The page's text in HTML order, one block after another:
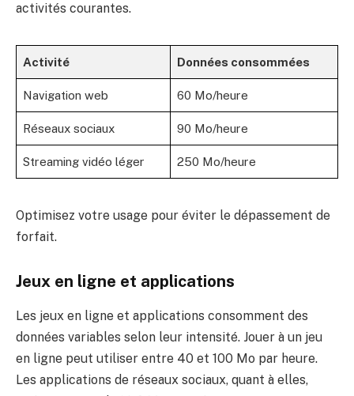
activités courantes.
Activité Données consommées
Navigation web 60 Mo/heure
Réseaux sociaux 90 Mo/heure
Streaming vidéo léger 250 Mo/heure
Optimisez votre usage pour éviter le dépassement de
forfait.
Jeux en ligne et applications
Les jeux en ligne et applications consomment des
données variables selon leur intensité. Jouer à un jeu
en ligne peut utiliser entre 40 et 100 Mo par heure.
Les applications de réseaux sociaux, quant à elles,